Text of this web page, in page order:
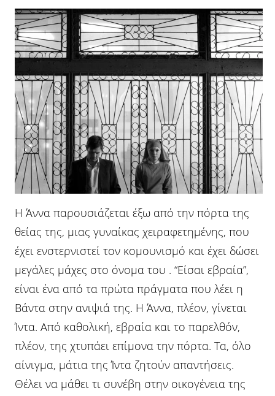
Η Άννα παρουσιάζεται έξω από την πόρτα της
θείας της, μιας γυναίκας χειραφετημένης, που
έχει ενστερνιστεί τον κομουνισμό και έχει δώσει
μεγάλες μάχες στο όνομα του . “Είσαι εβραία”,
είναι ένα από τα πρώτα πράγματα που λέει η
Βάντα στην ανιψιά της. Η Άννα, πλέον, γίνεται
Ίντα. Από καθολική, εβραία και το παρελθόν,
πλέον, της χτυπάει επίμονα την πόρτα. Τα, όλο
αίνιγμα, μάτια της Ίντα ζητούν απαντήσεις.
Θέλει να μάθει τι συνέβη στην οικογένεια της